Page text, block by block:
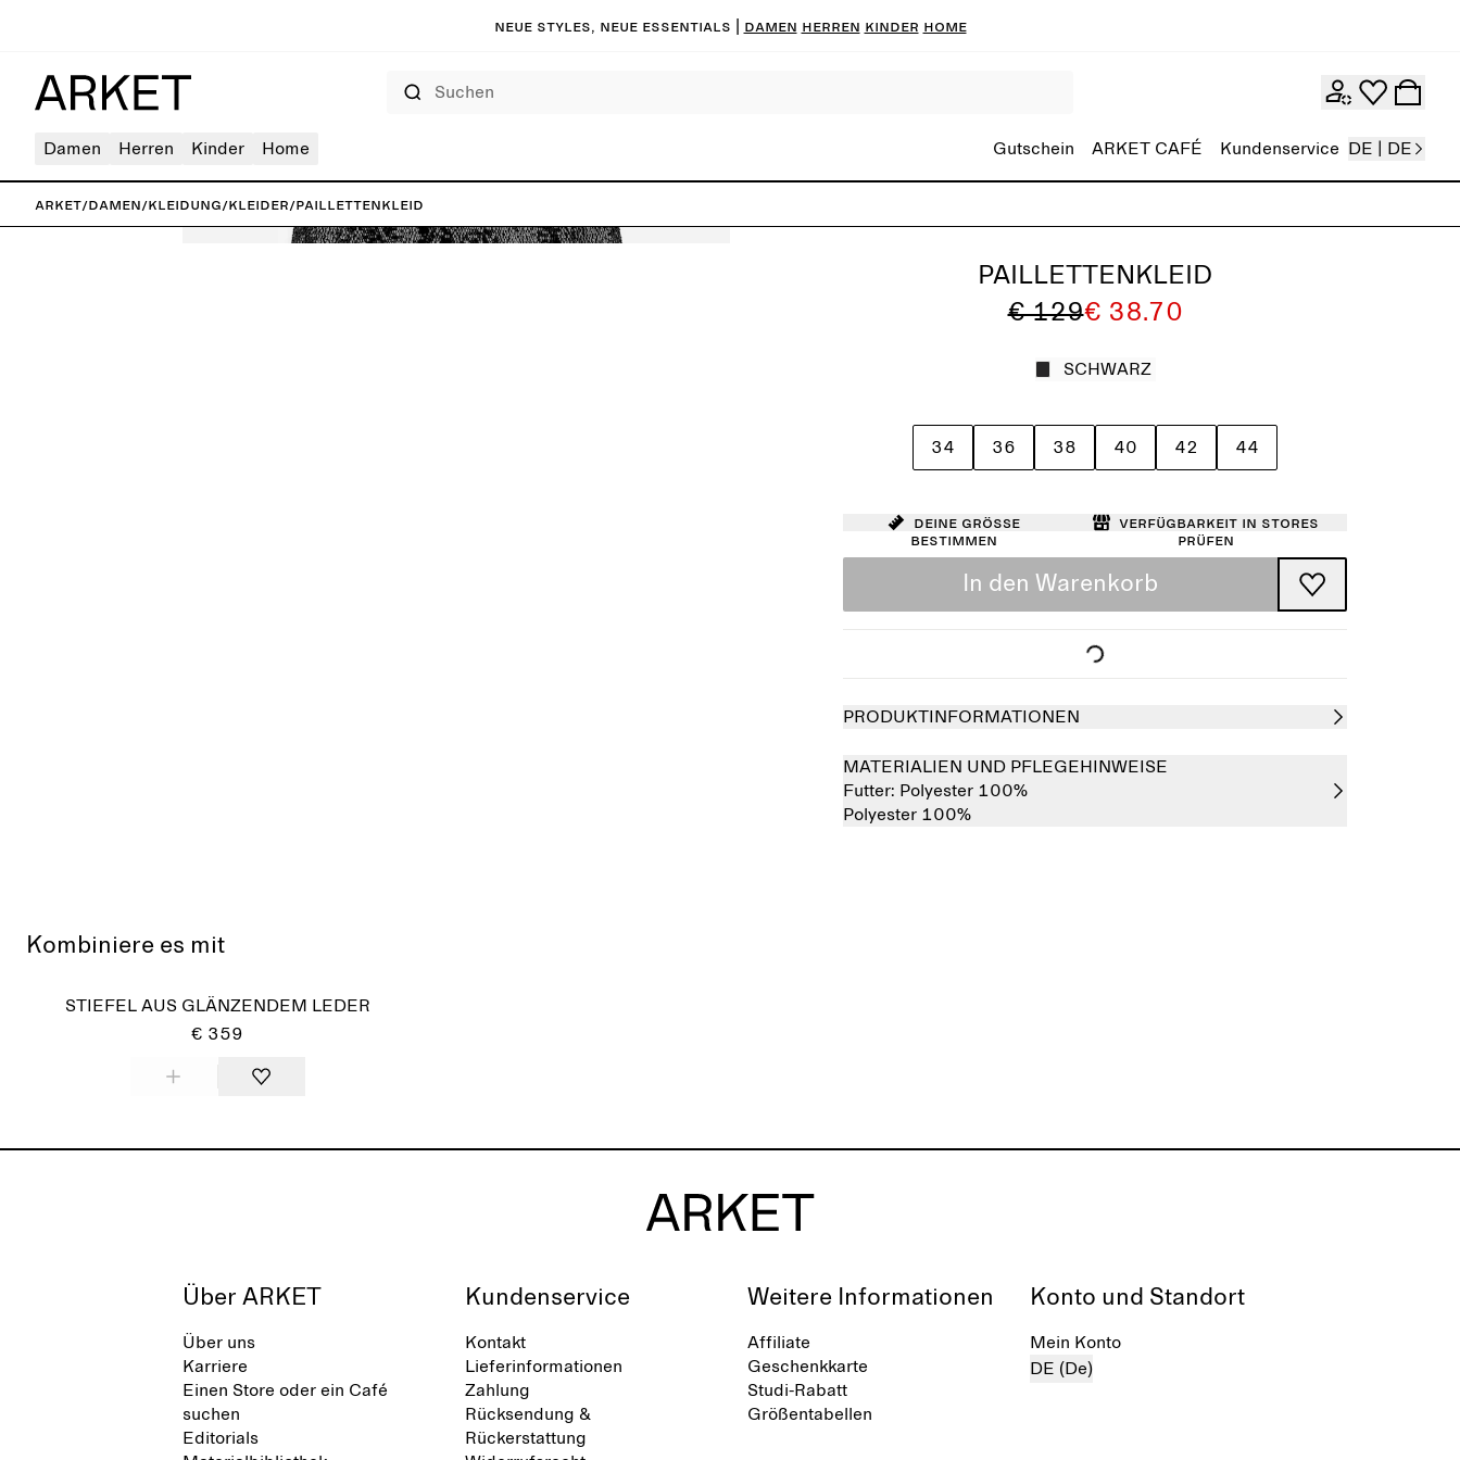
Neue Styles, neue Essentials | DAMEN HERREN KINDER HOME
Damen Herren Kinder Home Gutschein ARKET CAFÉ Kundenservice DE | DE
ARKET/Damen/Kleidung/Kleider/Paillettenkleid
PAILLETTENKLEID
€ 129€ 38.70
SCHWARZ
34 36 38 40 42 44
Deine Größe
bestimmen
Verfügbarkeit in Stores
prüfen
In den Warenkorb
PRODUKTINFORMATIONEN
MATERIALIEN UND PFLEGEHINWEISE
Futter: Polyester 100%
Polyester 100%
Kombiniere es mit
STIEFEL AUS GLÄNZENDEM LEDER
€ 359
Über ARKET
Über uns
Karriere
Einen Store oder ein Café
suchen
Editorials
Kundenservice
Kontakt
Lieferinformationen
Zahlung
Rücksendung &
Rückerstattung
Weitere Informationen
Affiliate
Geschenkkarte
Studi-Rabatt
Größentabellen
Konto und Standort
Mein Konto
DE (De)